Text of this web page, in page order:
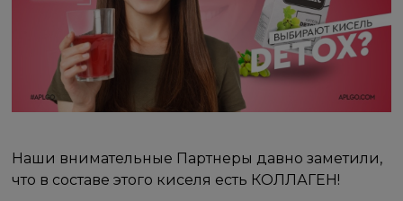
Наши внимательные Партнеры давно заметили,
что в составе этого киселя есть КОЛЛАГЕН!